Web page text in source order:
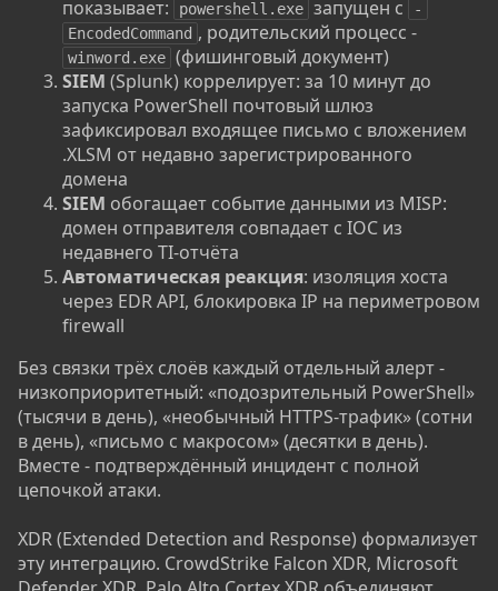
показывает:
powershell.exe запущен с
-
EncodedCommand , родительский процесс -
winword.exe (фишинговый документ)
SIEM (Splunk) коррелирует: за 10 минут до
запуска PowerShell почтовый шлюз
зафиксировал входящее письмо с вложением
.XLSM от недавно зарегистрированного
домена
SIEM обогащает событие данными из MISP:
домен отправителя совпадает с IOC из
недавнего TI-отчёта
Автоматическая реакция: изоляция хоста
через EDR API, блокировка IP на периметровом
firewall
Без связки трёх слоёв каждый отдельный алерт -
низкоприоритетный: «подозрительный PowerShell»
(тысячи в день), «необычный HTTPS-трафик» (сотни
в день), «письмо с макросом» (десятки в день).
Вместе - подтверждённый инцидент с полной
цепочкой атаки.
XDR (Extended Detection and Response) формализует
эту интеграцию. CrowdStrike Falcon XDR, Microsoft